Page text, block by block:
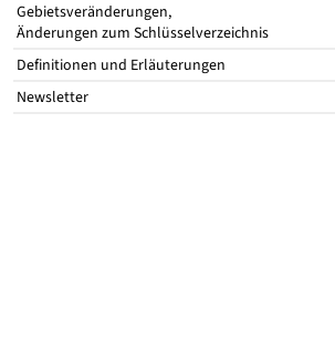
Gebietsveränderungen,
Änderungen zum Schlüsselverzeichnis
Definitionen und Erläuterungen
Newsletter